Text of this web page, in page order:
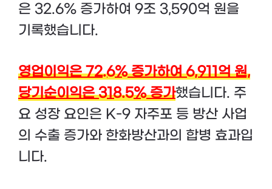
은 32.6% 증가하여 9조 3,590억 원을
기록했습니다.
영업이익은 72.6% 증가하여 6,911억 원,
당기순이익은 318.5% 증가했습니다. 주
요 성장 요인은 K-9 자주포 등 방산 사업
의 수출 증가와 한화방산과의 합병 효과입
니다​.